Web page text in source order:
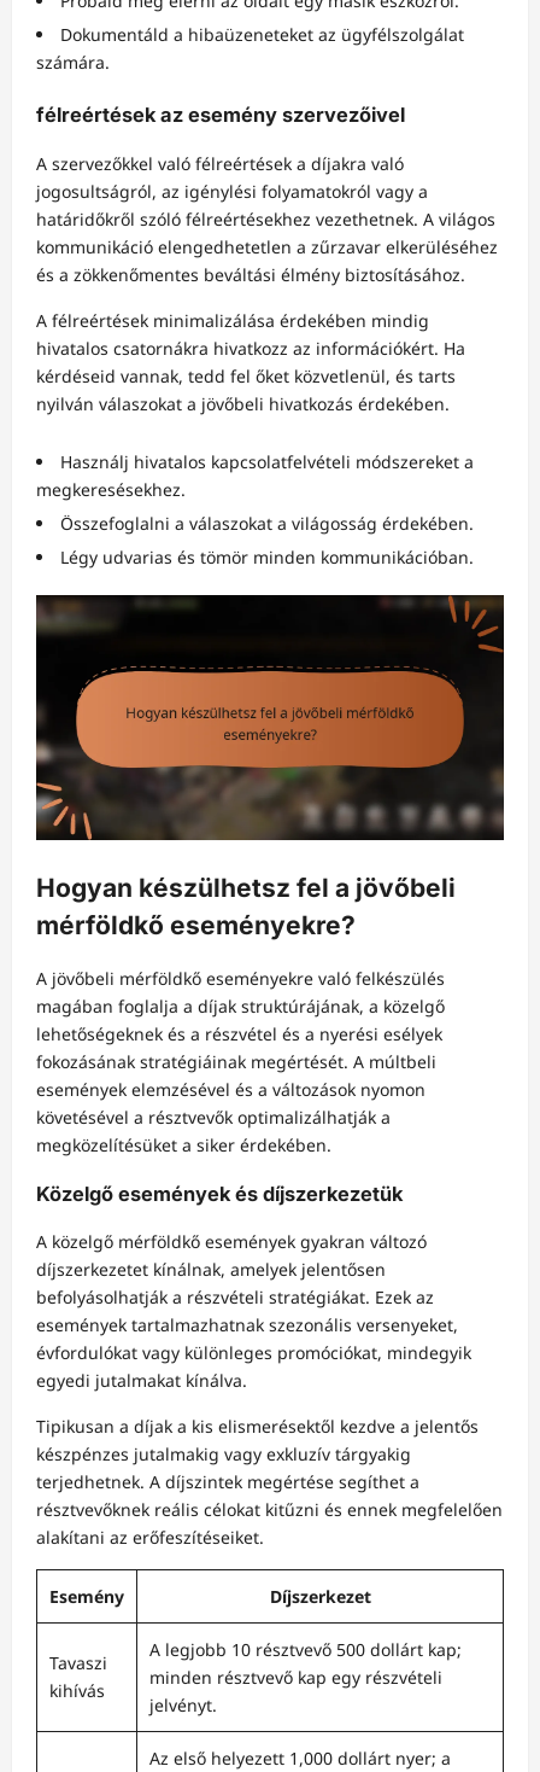
Dokumentáld a hibaüzeneteket az ügyfélszolgálat
számára.
félreértések az esemény szervezőivel
A szervezőkkel való félreértések a díjakra való
jogosultságról, az igénylési folyamatokról vagy a
határidőkről szóló félreértésekhez vezethetnek. A világos
kommunikáció elengedhetetlen a zűrzavar elkerüléséhez
és a zökkenőmentes beváltási élmény biztosításához.
A félreértések minimalizálása érdekében mindig
hivatalos csatornákra hivatkozz az információkért. Ha
kérdéseid vannak, tedd fel őket közvetlenül, és tarts
nyilván válaszokat a jövőbeli hivatkozás érdekében.
Használj hivatalos kapcsolatfelvételi módszereket a
megkeresésekhez.
Összefoglalni a válaszokat a világosság érdekében.
Légy udvarias és tömör minden kommunikációban.
Hogyan készülhetsz fel a jövőbeli
mérföldkő eseményekre?
A jövőbeli mérföldkő eseményekre való felkészülés
magában foglalja a díjak struktúrájának, a közelgő
lehetőségeknek és a részvétel és a nyerési esélyek
fokozásának stratégiáinak megértését. A múltbeli
események elemzésével és a változások nyomon
követésével a résztvevők optimalizálhatják a
megközelítésüket a siker érdekében.
Közelgő események és díjszerkezetük
A közelgő mérföldkő események gyakran változó
díjszerkezetet kínálnak, amelyek jelentősen
befolyásolhatják a részvételi stratégiákat. Ezek az
események tartalmazhatnak szezonális versenyeket,
évfordulókat vagy különleges promóciókat, mindegyik
egyedi jutalmakat kínálva.
Tipikusan a díjak a kis elismerésektől kezdve a jelentős
készpénzes jutalmakig vagy exkluzív tárgyakig
terjedhetnek. A díjszintek megértése segíthet a
résztvevőknek reális célokat kitűzni és ennek megfelelően
alakítani az erőfeszítéseiket.
Esemény Díjszerkezet
Tavaszi
kihívás
A legjobb 10 résztvevő 500 dollárt kap;
minden résztvevő kap egy részvételi
jelvényt.
Az első helyezett 1,000 dollárt nyer; a